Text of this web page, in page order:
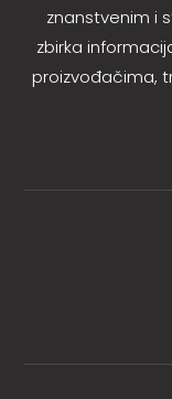
znanstvenim i
zbirka
proizvođačima,